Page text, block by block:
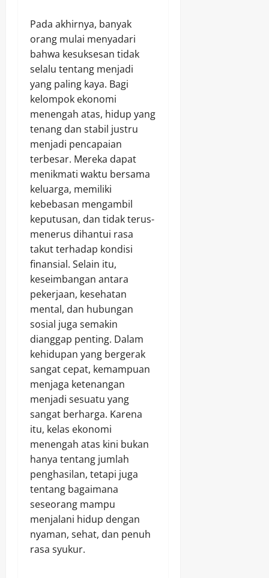
Pada akhirnya, banyak
orang mulai menyadari
bahwa kesuksesan tidak
selalu tentang menjadi
yang paling kaya. Bagi
kelompok ekonomi
menengah atas, hidup yang
tenang dan stabil justru
menjadi pencapaian
terbesar. Mereka dapat
menikmati waktu bersama
keluarga, memiliki
kebebasan mengambil
keputusan, dan tidak terus-
menerus dihantui rasa
takut terhadap kondisi
finansial. Selain itu,
keseimbangan antara
pekerjaan, kesehatan
mental, dan hubungan
sosial juga semakin
dianggap penting. Dalam
kehidupan yang bergerak
sangat cepat, kemampuan
menjaga ketenangan
menjadi sesuatu yang
sangat berharga. Karena
itu, kelas ekonomi
menengah atas kini bukan
hanya tentang jumlah
penghasilan, tetapi juga
tentang bagaimana
seseorang mampu
menjalani hidup dengan
nyaman, sehat, dan penuh
rasa syukur.